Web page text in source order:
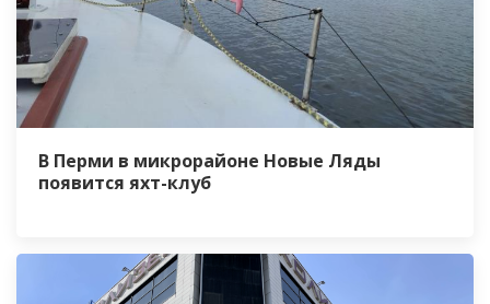
В Перми в микрорайоне Новые Ляды
появится яхт-клуб